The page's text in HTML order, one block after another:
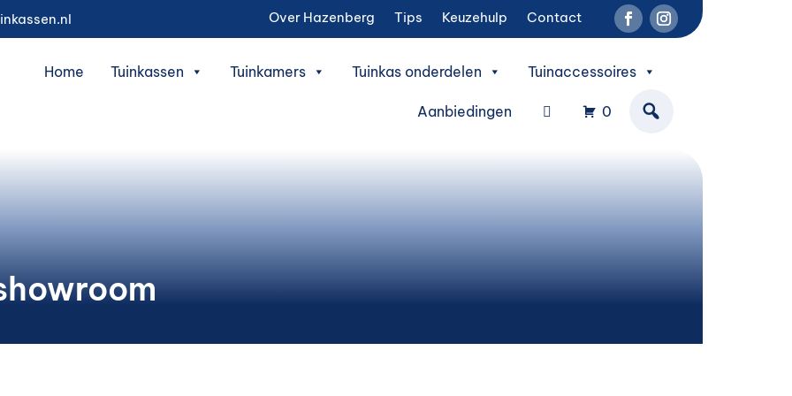
Over Hazenberg Tips Keuzehulp Contact
Home Tuinkassen Tuinkamers Tuinkas onderdelen Tuinaccessoires
Aanbiedingen 0